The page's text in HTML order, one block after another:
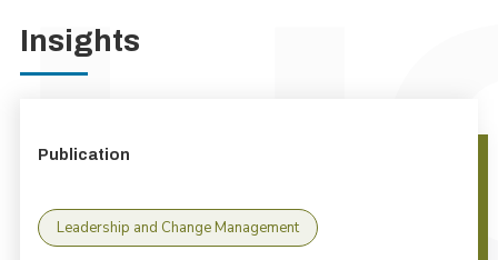
Insights
Publication
Leadership and Change Management